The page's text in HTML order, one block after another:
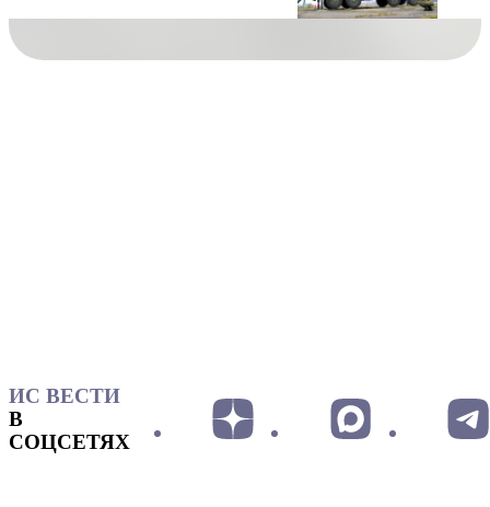
ИС ВЕСТИ
В
СОЦСЕТЯХ